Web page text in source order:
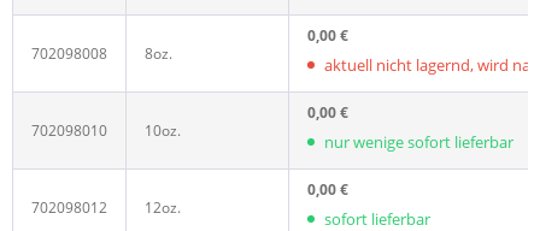
702098008 8oz.
0,00 €
aktuell nicht lagernd, wird
702098010 10oz.
0,00 €
nur wenige sofort lieferbar
702098012 12oz.
0,00 €
sofort lieferbar